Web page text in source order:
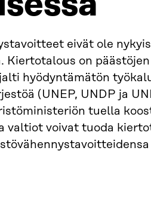
eivät ole
Kiertotalous on päästöjen
hyödyntämätön
(UNEP, UNDP ja
tuella
valtiot voivat tuoda